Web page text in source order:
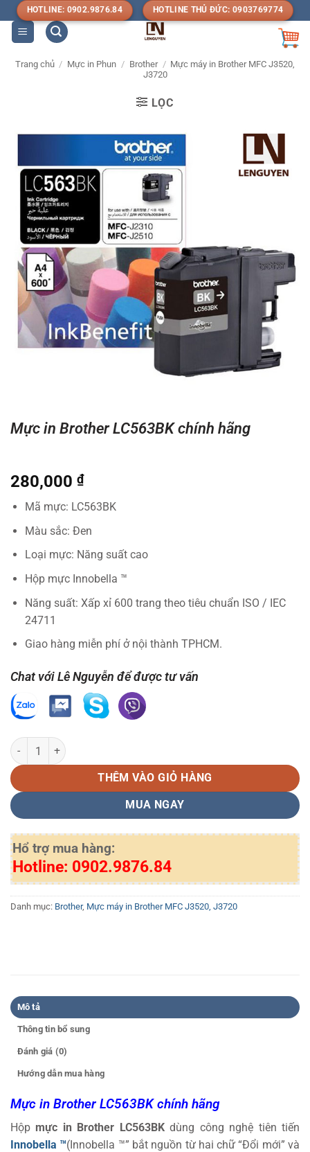
qua
nội
dung
HOTLINE: 0902.9876.84 HOTLINE THỦ ĐỨC: 0903769774
Trang chủ / Mực in Phun / Brother / Mực máy in Brother MFC J3520,
J3720
LỌC
Mực in Brother LC563BK chính hãng
280,000 ₫
Mã mực: LC563BK
Màu sắc: Đen
Loại mực: Năng suất cao
Hộp mực Innobella ™
Năng suất: Xấp xỉ 600 trang theo tiêu chuẩn ISO / IEC
24711
Giao hàng miễn phí ở nội thành TPHCM.
Chat với Lê Nguyễn để được tư vấn
Mực in Brother LC563BK chính hãng số lượng
THÊM VÀO GIỎ HÀNG
MUA NGAY
Hổ trợ mua hàng:
Hotline: 0902.9876.84
Danh mục: Brother, Mực máy in Brother MFC J3520, J3720
Mô tả
Thông tin bổ sung
Đánh giá (0)
Hướng dẫn mua hàng
Mực in Brother LC563BK chính hãng
Hộp mực in Brother LC563BKdùng công nghệ tiên tiến
Innobella ™(Innobella ™” bắt nguồn từ hai chữ “Đổi mới” và